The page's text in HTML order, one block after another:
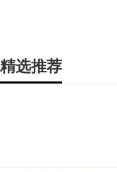
精选推荐